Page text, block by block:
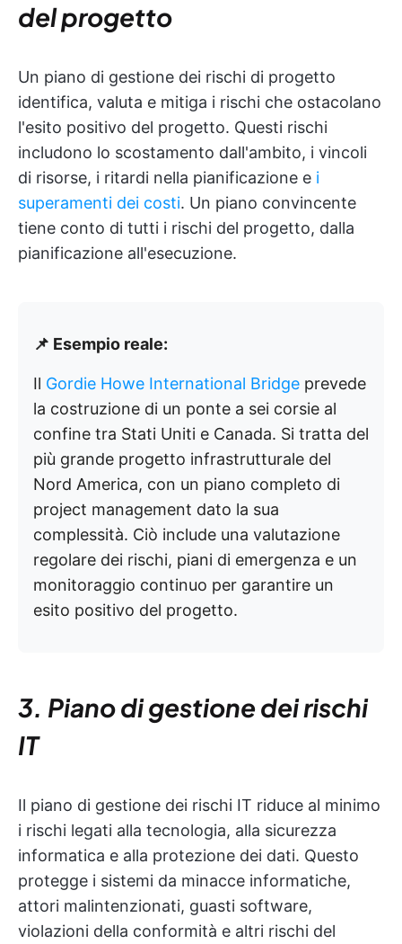
del progetto
Un piano di gestione dei rischi di progetto
identifica, valuta e mitiga i rischi che ostacolano
l'esito positivo del progetto. Questi rischi
includono lo scostamento dall'ambito, i vincoli
di risorse, i ritardi nella pianificazione e i
superamenti dei costi. Un piano convincente
tiene conto di tutti i rischi del progetto, dalla
pianificazione all'esecuzione.
📌 Esempio reale:
Il Gordie Howe International Bridge prevede
la costruzione di un ponte a sei corsie al
confine tra Stati Uniti e Canada. Si tratta del
più grande progetto infrastrutturale del
Nord America, con un piano completo di
project management dato la sua
complessità. Ciò include una valutazione
regolare dei rischi, piani di emergenza e un
monitoraggio continuo per garantire un
esito positivo del progetto.
3. Piano di gestione dei rischi
IT
Il piano di gestione dei rischi IT riduce al minimo
i rischi legati alla tecnologia, alla sicurezza
informatica e alla protezione dei dati. Questo
protegge i sistemi da minacce informatiche,
attori malintenzionati, guasti software,
violazioni della conformità e altri rischi del